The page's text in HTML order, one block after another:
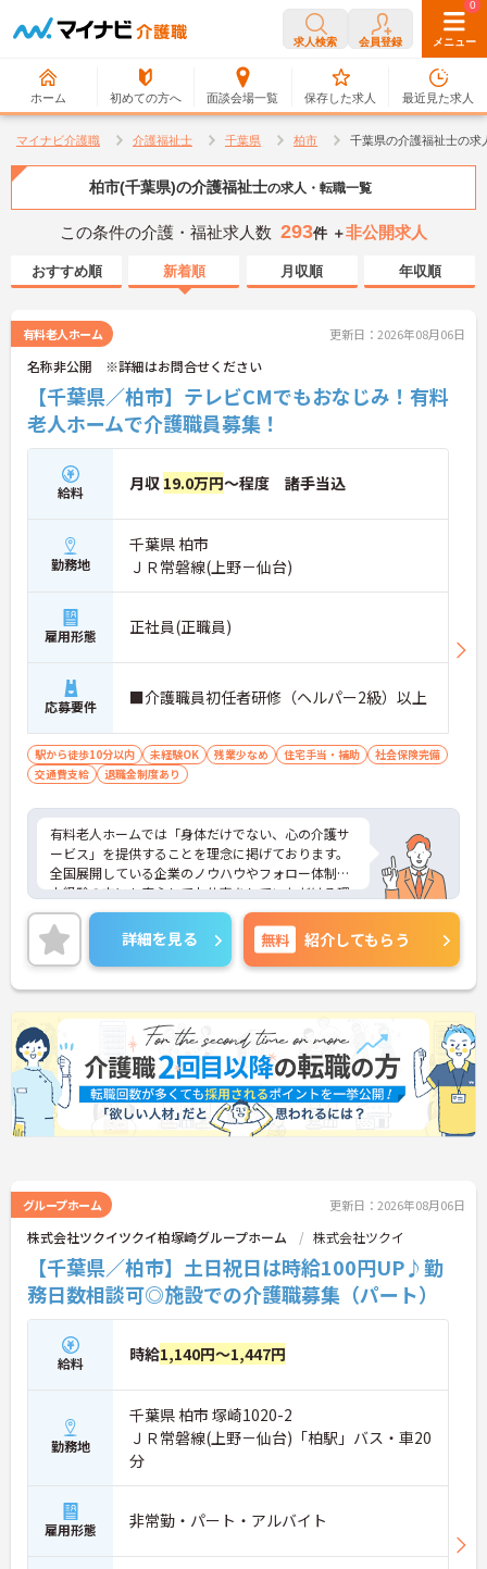
求人検索 会員登録 メニュー
ホーム 初めての方へ 面談会場一覧
0
保存した求人
0
最近見た求人
マイナビ介護職 介護福祉士 千葉県 柏市 千葉県の介護福祉士の求
柏市(千葉県)の介護福祉士の求人・転職一覧
この条件の介護・福祉求人数 293件 ＋非公開求人
おすすめ順 新着順 月収順 年収順
有料老人ホーム 更新日：2026年08月06日
名称非公開 ※詳細はお問合せください
【千葉県／柏市】テレビCMでもおなじみ！有料
老人ホームで介護職員募集！
給料 月収 19.0万円～程度 諸手当込
勤務地
千葉県 柏市
ＪＲ常磐線(上野－仙台)
雇用形態 正社員(正職員)
応募要件 ■介護職員初任者研修（ヘルパー2級）以上
駅から徒歩10分以内 未経験OK 残業少なめ 住宅手当・補助
社会保険完備
交通費支給
退職金制度あり
有料老人ホームでは「身体だけでない、心の介護サ
ービス」を提供することを理念に掲げております。
全国展開している企業のノウハウやフォロー体制は
未経験の方にも安心してお仕事をしていただける環
境です。
ご興味のある方は、さらに詳細をお話しますのでお
気軽にご相談ください。
詳細を見る 無料 紹介してもらう
グループホーム 更新日：2026年08月06日
株式会社ツクイツクイ柏塚崎グループホーム 株式会社ツクイ
【千葉県／柏市】土日祝日は時給100円UP♪勤
務日数相談可◎施設での介護職募集（パート）
給料 時給1,140円～1,447円
勤務地
千葉県 柏市 塚崎1020-2
ＪＲ常磐線(上野－仙台)「柏駅」バス・車20
分
雇用形態 非常勤・パート・アルバイト